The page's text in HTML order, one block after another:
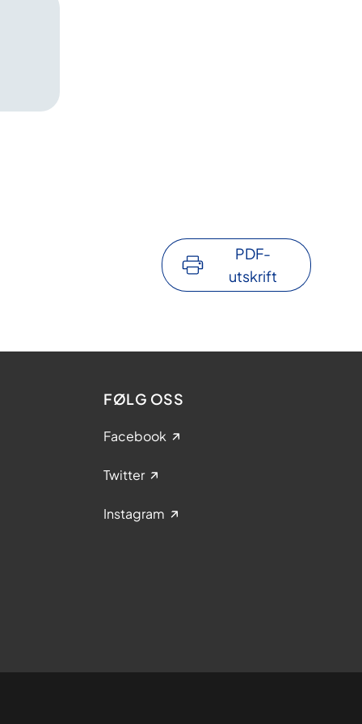
PDF-
utskrift
FØLG OSS
Facebook
Twitter
Instagram